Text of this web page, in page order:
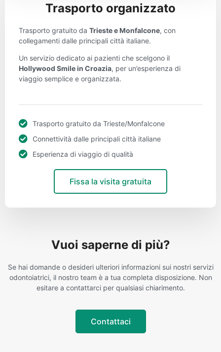
Trasporto organizzato
Trasporto gratuito da Trieste e Monfalcone, con
collegamenti dalle principali città italiane.
Un servizio dedicato ai pazienti che scelgono il
Hollywood Smile in Croazia, per un’esperienza di
viaggio semplice e organizzata.
Trasporto gratuito da Trieste/Monfalcone
Connettività dalle principali città italiane
Esperienza di viaggio di qualità
Fissa la visita gratuita
Vuoi saperne di più?
Se hai domande o desideri ulteriori informazioni sui nostri servizi
odontoiatrici, il nostro team è a tua completa disposizione. Non
esitare a contattarci per qualsiasi chiarimento.
Contattaci